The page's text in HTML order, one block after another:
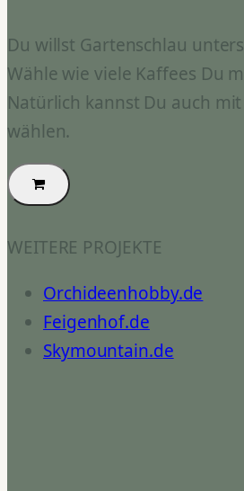
Du willst Gartenschlau
Wähle wie viele Kaffees Du
Natürlich kannst Du auch
wählen.
WEITERE PROJEKTE
Orchideenhobby.de
Feigenhof.de
Skymountain.de